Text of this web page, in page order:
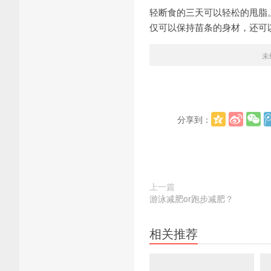
轻断食的三天可以轻松的甩
仅可以保持苗条的身材，还
分享到：
上一篇
游泳减肥or跑步减肥？
相关推荐